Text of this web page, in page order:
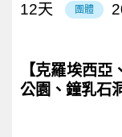
團體
12天
【克羅埃西
公園、鐘乳石